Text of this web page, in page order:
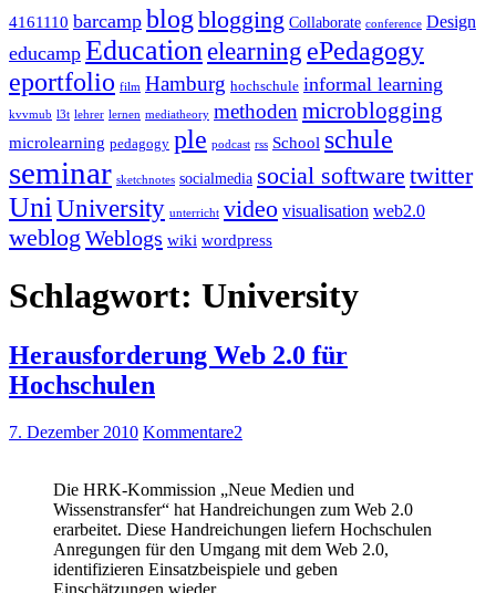
4161110 barcamp blog blogging Collaborate conference Design
educamp Education elearning ePedagogy
eportfolio film Hamburg hochschule informal learning
kvvmub l3t lehrer lernen mediatheory methoden microblogging
microlearning pedagogy ple podcast rss School schule
seminar sketchnotes socialmedia social software twitter
UniUniversity unterricht video visualisation web2.0
weblog Weblogs wiki wordpress
Schlagwort: University
Herausforderung Web 2.0 für
Hochschulen
7. Dezember 2010 Kommentare2
Die HRK-Kommission „Neue Medien und
Wissenstransfer“ hat Handreichungen zum Web 2.0
erarbeitet. Diese Handreichungen liefern Hochschulen
Anregungen für den Umgang mit dem Web 2.0,
identifizieren Einsatzbeispiele und geben
Einschätzungen wieder.